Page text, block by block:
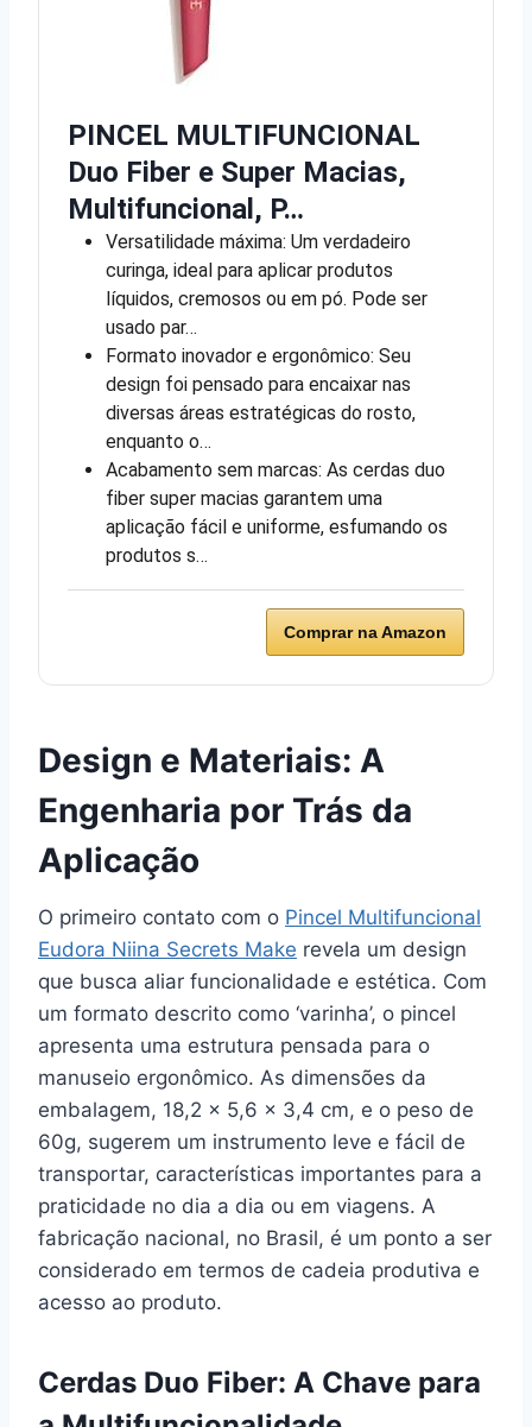
PINCEL MULTIFUNCIONAL
Duo Fiber e Super Macias,
Multifuncional, P…
Versatilidade máxima: Um verdadeiro
curinga, ideal para aplicar produtos
líquidos, cremosos ou em pó. Pode ser
usado par…
Formato inovador e ergonômico: Seu
design foi pensado para encaixar nas
diversas áreas estratégicas do rosto,
enquanto o…
Acabamento sem marcas: As cerdas duo
fiber super macias garantem uma
aplicação fácil e uniforme, esfumando os
produtos s…
Comprar na Amazon
Design e Materiais: A
Engenharia por Trás da
Aplicação
O primeiro contato com o Pincel Multifuncional
Eudora Niina Secrets Make revela um design
que busca aliar funcionalidade e estética. Com
um formato descrito como ‘varinha’, o pincel
apresenta uma estrutura pensada para o
manuseio ergonômico. As dimensões da
embalagem, 18,2 x 5,6 x 3,4 cm, e o peso de
60g, sugerem um instrumento leve e fácil de
transportar, características importantes para a
praticidade no dia a dia ou em viagens. A
fabricação nacional, no Brasil, é um ponto a ser
considerado em termos de cadeia produtiva e
acesso ao produto.
Cerdas Duo Fiber: A Chave para